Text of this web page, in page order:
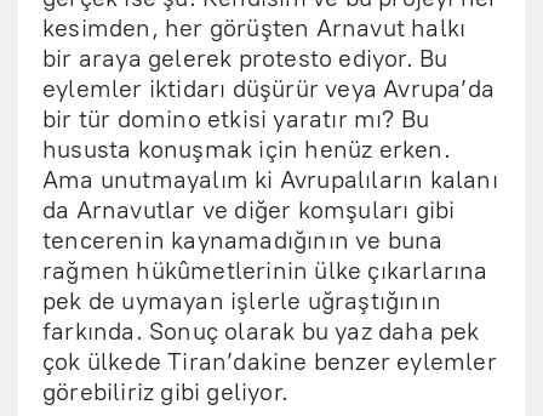
kesimden, her görüşten Arnavut halkı
bir araya gelerek protesto ediyor. Bu
eylemler iktidarı düşürür veya Avrupa’da
bir tür domino etkisi yaratır mı? Bu
hususta konuşmak için henüz erken.
Ama unutmayalım ki Avrupalıların kalanı
da Arnavutlar ve diğer komşuları gibi
tencerenin kaynamadığının ve buna
rağmen hükûmetlerinin ülke çıkarlarına
pek de uymayan işlerle uğraştığının
farkında. Sonuç olarak bu yaz daha pek
çok ülkede Tiran’dakine benzer eylemler
görebiliriz gibi geliyor.